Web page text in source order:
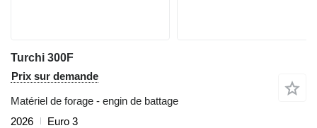
Turchi 300F
Prix sur demande
Matériel de forage - engin de battage
2026
Euro 3